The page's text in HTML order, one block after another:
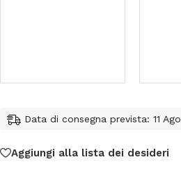
Data di consegna prevista: 11
Aggiungi alla lista dei desideri